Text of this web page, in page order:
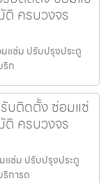
ติ ครบวงจร
แซ่ม ปรับปรุงประตู
ริก
รับติดตั้ง ซ่อมแซ่
ติ ครบวงจร
แซ่ม ปรับปรุงประตู
การด